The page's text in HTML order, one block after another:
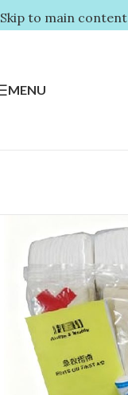
Skip to main content
MENU